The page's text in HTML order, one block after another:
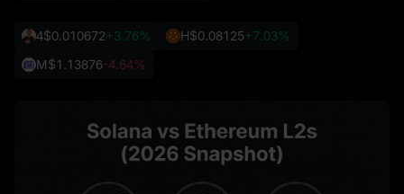
4$0.010672+3.76% H$0.08125+7.03%
M$1.13876-4.64%